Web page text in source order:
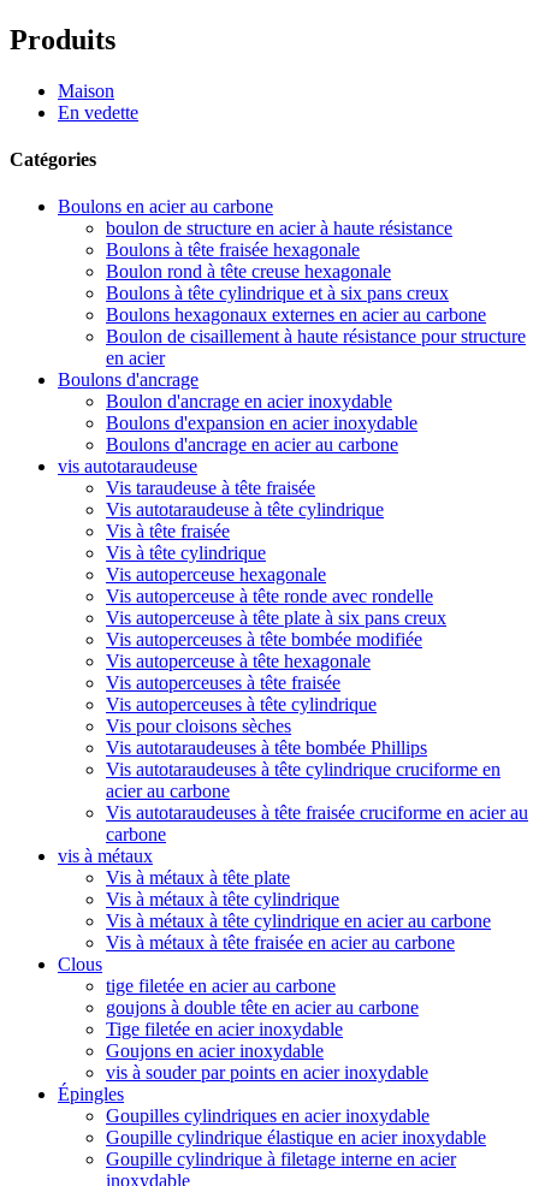
Produits
Maison
En vedette
Catégories
Boulons en acier au carbone
boulon de structure en acier à haute résistance
Boulons à tête fraisée hexagonale
Boulon rond à tête creuse hexagonale
Boulons à tête cylindrique et à six pans creux
Boulons hexagonaux externes en acier au carbone
Boulon de cisaillement à haute résistance pour structure
en acier
Boulons d'ancrage
Boulon d'ancrage en acier inoxydable
Boulons d'expansion en acier inoxydable
Boulons d'ancrage en acier au carbone
vis autotaraudeuse
Vis taraudeuse à tête fraisée
Vis autotaraudeuse à tête cylindrique
Vis à tête fraisée
Vis à tête cylindrique
Vis autoperceuse hexagonale
Vis autoperceuse à tête ronde avec rondelle
Vis autoperceuse à tête plate à six pans creux
Vis autoperceuses à tête bombée modifiée
Vis autoperceuse à tête hexagonale
Vis autoperceuses à tête fraisée
Vis autoperceuses à tête cylindrique
Vis pour cloisons sèches
Vis autotaraudeuses à tête bombée Phillips
Vis autotaraudeuses à tête cylindrique cruciforme en
acier au carbone
Vis autotaraudeuses à tête fraisée cruciforme en acier au
carbone
vis à métaux
Vis à métaux à tête plate
Vis à métaux à tête cylindrique
Vis à métaux à tête cylindrique en acier au carbone
Vis à métaux à tête fraisée en acier au carbone
Clous
tige filetée en acier au carbone
goujons à double tête en acier au carbone
Tige filetée en acier inoxydable
Goujons en acier inoxydable
vis à souder par points en acier inoxydable
Épingles
Goupilles cylindriques en acier inoxydable
Goupille cylindrique élastique en acier inoxydable
Goupille cylindrique à filetage interne en acier
inoxydable